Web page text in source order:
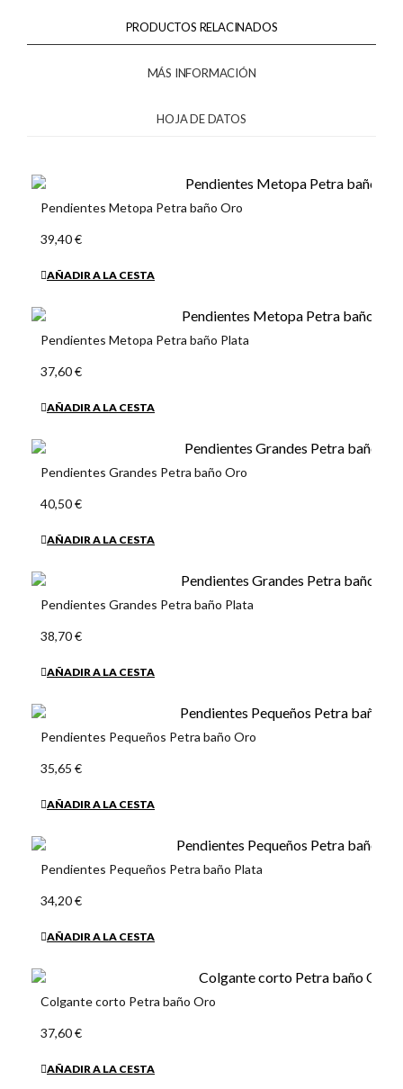
PRODUCTOS RELACINADOS
MÁS INFORMACIÓN
HOJA DE DATOS
Pendientes Metopa Petra baño Oro
39,40 €
AÑADIR A LA CESTA
Pendientes Metopa Petra baño Plata
37,60 €
AÑADIR A LA CESTA
Pendientes Grandes Petra baño Oro
40,50 €
AÑADIR A LA CESTA
Pendientes Grandes Petra baño Plata
38,70 €
AÑADIR A LA CESTA
Pendientes Pequeños Petra baño Oro
35,65 €
AÑADIR A LA CESTA
Pendientes Pequeños Petra baño Plata
34,20 €
AÑADIR A LA CESTA
Colgante corto Petra baño Oro
37,60 €
AÑADIR A LA CESTA